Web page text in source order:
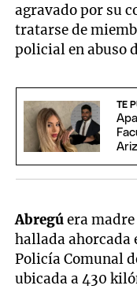
agravado por su
tratarse de
policial en abuso
TE
Abregúera
hallada ahorcada
Policía Comunal
ubicada a 430